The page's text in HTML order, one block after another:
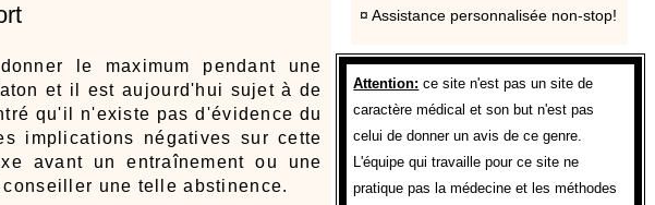
le maximum pendant une
et il est aujourd'hui sujet à de
qu'il n'existe pas d'évidence du
implications négatives sur cette
avant un entraînement ou une
une telle abstinence.
Assistance personnalisée non-stop!
Attention: ce site n'est pas un site de
caractère médical et son but n'est pas
celui de donner un avis de ce genre.
L'équipe qui travaille pour ce site ne
pratique pas la médecine et les méthodes